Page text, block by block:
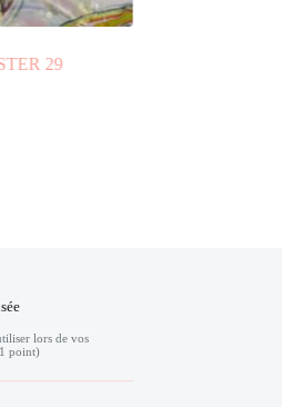
lors de vos
point)